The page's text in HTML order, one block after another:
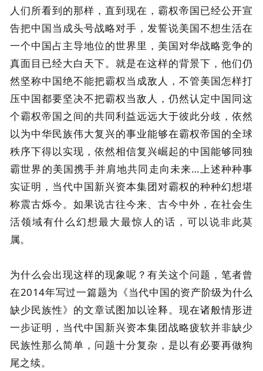
人们所看到的那样，直到现在，霸权帝国已经公开宣
告把中国当成头号战略对手，发誓说美国不想生活在
一个中国占主导地位的世界里，美国对华战略竞争的
真面目已经大白天下。就是在这样的背景下，他们仍
然坚称中国绝不能把霸权当成敌人，不管美国怎样打
压中国都要坚决不把霸权当敌人，仍然认定中国同这
个霸权帝国之间的共同利益远远大于彼此分歧，依然
以为中华民族伟大复兴的事业能够在霸权帝国的全球
秩序下得以实现，依然相信复兴崛起的中国能够同独
霸世界的美国携手并肩地共同走向未来…上述种种事
实证明，当代中国新兴资本集团对霸权的种种幻想堪
称震古烁今。如果说古往今来、古今中外，在社会生
活领域有什么幻想最大最惊人的话，可以说非此莫
属。
为什么会出现这样的现象呢？有关这个问题，笔者曾
在2014年写过一篇题为《当代中国的资产阶级为什么
缺少民族性》的文章试图加以诠释。现在诸般情形进
一步证明，当代中国新兴资本集团战略疲软并非缺少
民族性那么简单，问题十分复杂，是以有必要再做狗
尾之续。